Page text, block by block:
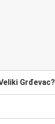
Grđevac?